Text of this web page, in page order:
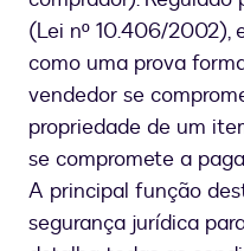
(Lei nº 10.406/2002),
como uma prova
vendedor se
propriedade de um
se compromete a
A principal função
segurança jurídica